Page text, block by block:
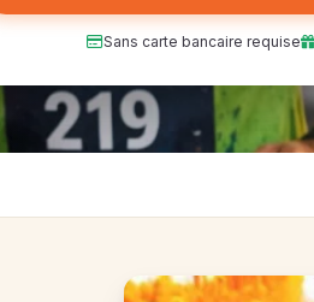
Sans carte bancaire requise